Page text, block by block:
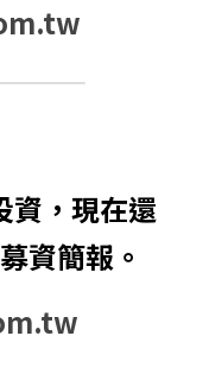
資，現在還
資簡報。